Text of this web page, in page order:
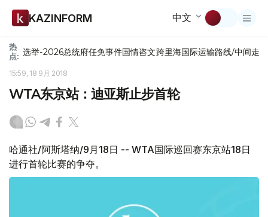
KAZINFORM 中文
热
点: 选举-2026总统府任免事件国情咨文跨里海国际运输路线/中间走廊
15:59, 18 9月 2018
WTA东京站：迪亚斯止步首轮
哈通社/阿斯塔纳/9月18日 -- WTA国际巡回赛东京站18日
进行首轮比赛的争夺。